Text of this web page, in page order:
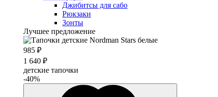
Джибитсы для сабо
Рюкзаки
Зонты
Лучшее предложение
985 ₽
1 640 ₽
детские тапочки
-40%